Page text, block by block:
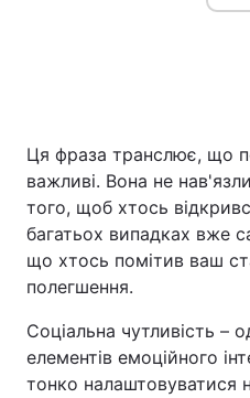
Ця фраза транслює, що
важливі. Вона не
того, щоб хтось
багатьох випадках вже
що хтось помітив ваш
полегшення.
Соціальна чутливість –
елементів емоційного
тонко налаштовуватися